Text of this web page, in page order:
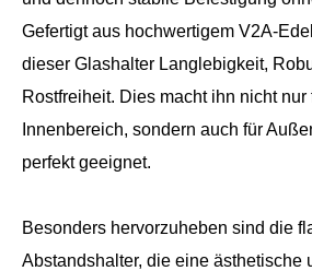
Gefertigt aus hochwertigem V2A-
dieser Glashalter Langlebigkeit,
Rostfreiheit. Dies macht ihn nicht nur
Innenbereich, sondern auch für
perfekt geeignet.
Besonders hervorzuheben sind die
Abstandshalter, die eine ästhetische